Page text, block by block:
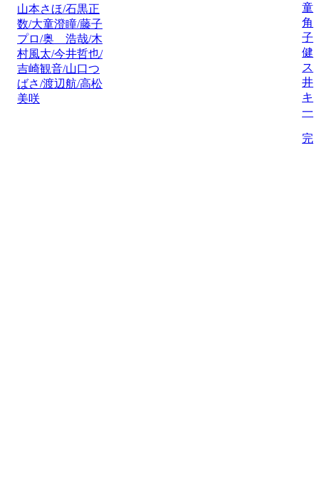
山本さほ/石黒正
数/大童澄瞳/藤子
プロ/奥 浩哉/木
村風太/今井哲也/
吉崎観音/山口つ
ばさ/渡辺航/高松
美咲
童
角
子/
健
ス
井
キ
一
完